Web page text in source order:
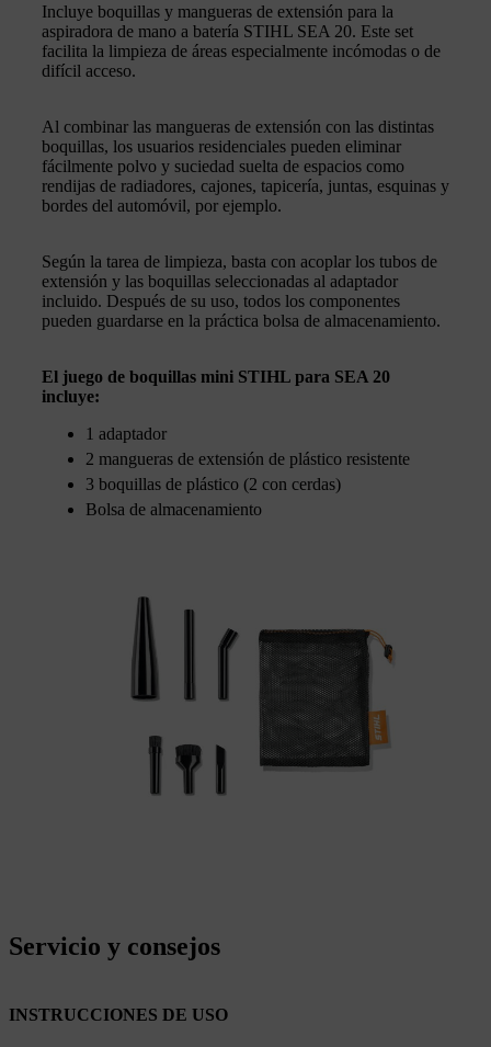
Incluye boquillas y mangueras de extensión para la
aspiradora de mano a batería STIHL SEA 20. Este set
facilita la limpieza de áreas especialmente incómodas o de
difícil acceso.
Al combinar las mangueras de extensión con las distintas
boquillas, los usuarios residenciales pueden eliminar
fácilmente polvo y suciedad suelta de espacios como
rendijas de radiadores, cajones, tapicería, juntas, esquinas y
bordes del automóvil, por ejemplo.
Según la tarea de limpieza, basta con acoplar los tubos de
extensión y las boquillas seleccionadas al adaptador
incluido. Después de su uso, todos los componentes
pueden guardarse en la práctica bolsa de almacenamiento.
El juego de boquillas mini STIHL para SEA 20
incluye:
1 adaptador
2 mangueras de extensión de plástico resistente
3 boquillas de plástico (2 con cerdas)
Bolsa de almacenamiento
Servicio y consejos
INSTRUCCIONES DE USO